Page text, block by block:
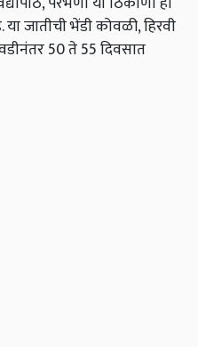
जातीची भेंडी कोवळी, हिरवी
50 ते 55 दिवसात